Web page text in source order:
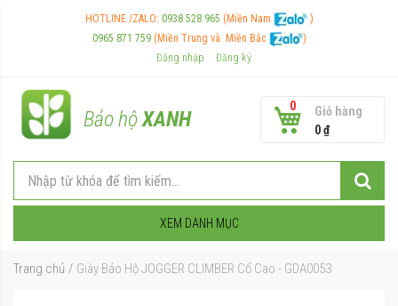
HOTLINE /ZALO: 0938 528 965 (Miền Nam
)
0965 871 759 (Miền Trung và Miền Bắc
)
Đăng nhập
Đăng ký
Bảo hộXANH
XEM DANH MỤC
Giỏ hàng
0
0 ₫
Trang chủ Giày Bảo Hộ JOGGER CLIMBER Cổ Cao - GDA0053